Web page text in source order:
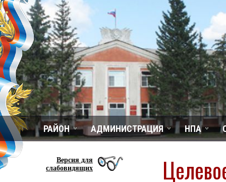
РАЙОН АДМИНИСТРАЦИЯ НПА
Версия для
слабовидящих